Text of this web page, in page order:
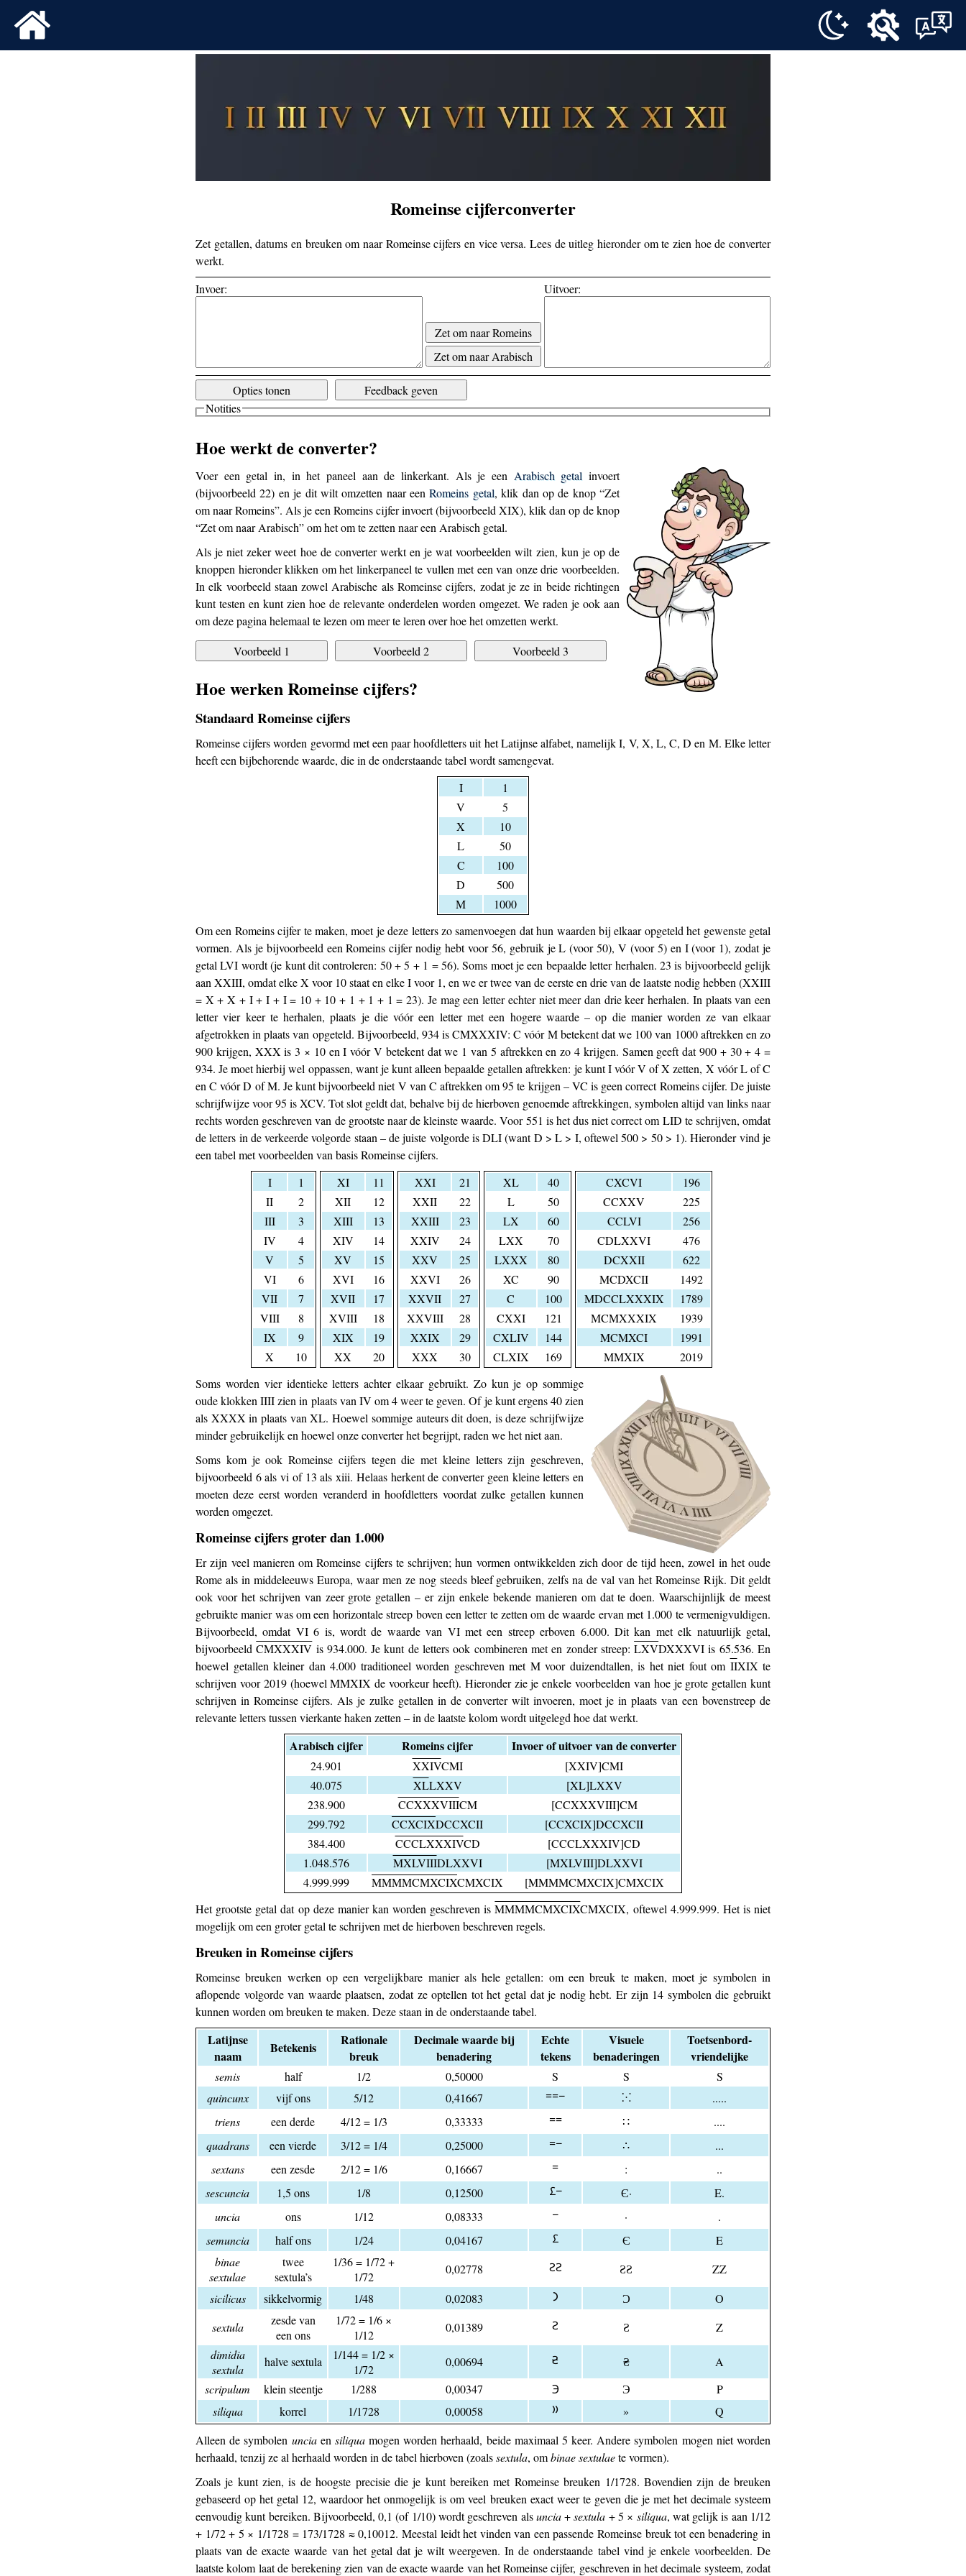
罗马数字转换器（中文）
Romeinse cijfer­converter
Zet getallen, datums en breuken om naar Romeinse cijfers en vice versa. Lees de uitleg hieronder om te zien hoe de converter
werkt.
Invoer:
Zet om naar Romeins
Zet om naar Arabisch
Uitvoer:
Opties tonen
Feedback geven
Notities
Hoe werkt de converter?
Voer een getal in, in het paneel aan de linkerkant. Als je een Arabisch getal invoert
(bijvoorbeeld 22) en je dit wilt omzetten naar eenRomeins getal, klik dan op de knop “Zet
om naar Romeins”. Als je een Romeins cijfer invoert (bijvoorbeeld XIX), klik dan op de knop
“Zet om naar Arabisch” om het om te zetten naar een Arabisch getal.
Als je niet zeker weet hoe de converter werkt en je wat voorbeelden wilt zien, kun je op de
knoppen hieronder klikken om het linkerpaneel te vullen met een van onze drie voorbeelden.
In elk voorbeeld staan zowel Arabische als Romeinse cijfers, zodat je ze in beide richtingen
kunt testen en kunt zien hoe de relevante onderdelen worden omgezet. We raden je ook aan
om deze pagina helemaal te lezen om meer te leren over hoe het omzetten werkt.
Voorbeeld 1
Voorbeeld 2 Voorbeeld 3
Hoe werken Romeinse cijfers?
Standaard Romeinse cijfers
Romeinse cijfers worden gevormd met een paar hoofdletters uit het Latijnse alfabet, namelijk I, V, X, L, C, D en M. Elke letter
heeft een bijbehorende waarde, die in de onderstaande tabel wordt samengevat.
I
1
V
5
X
10
L
50
C
100
D
500
M
1000
Om een Romeins cijfer te maken, moet je deze letters zo samenvoegen dat hun waarden bij elkaar opgeteld het gewenste getal
vormen. Als je bijvoorbeeld een Romeins cijfer nodig hebt voor 56, gebruik je L (voor 50), V (voor 5) en I (voor 1), zodat je
getal LVI wordt (je kunt dit controleren: 50 + 5 + 1 = 56). Soms moet je een bepaalde letter herhalen. 23 is bijvoorbeeld gelijk
aan XXIII, omdat elke X voor 10 staat en elke I voor 1, en we er twee van de eerste en drie van de laatste nodig hebben (XXIII
= X + X + I + I + I = 10 + 10 + 1 + 1 + 1 = 23). Je mag een letter echter niet meer dan drie keer herhalen. In plaats van een
letter vier keer te herhalen, plaats je die vóór een letter met een hogere waarde – op die manier worden ze van elkaar
afgetrokken in plaats van opgeteld. Bijvoorbeeld, 934 is CMXXXIV: C vóór M betekent dat we 100 van 1000 aftrekken en zo
900 krijgen, XXX is 3 × 10 en I vóór V betekent dat we 1 van 5 aftrekken en zo 4 krijgen. Samen geeft dat 900 + 30 + 4 =
934. Je moet hierbij wel oppassen, want je kunt alleen bepaalde getallen aftrekken: je kunt I vóór V of X zetten, X vóór L of C
en C vóór D of M. Je kunt bijvoorbeeld niet V van C aftrekken om 95 te krijgen – VC is geen correct Romeins cijfer. De juiste
schrijfwijze voor 95 is XCV. Tot slot geldt dat, behalve bij de hierboven genoemde aftrekkingen, symbolen altijd van links naar
rechts worden geschreven van de grootste naar de kleinste waarde. Voor 551 is het dus niet correct om LID te schrijven, omdat
de letters in de verkeerde volgorde staan – de juiste volgorde is DLI (want D > L > I, oftewel 500 > 50 > 1). Hieronder vind je
een tabel met voorbeelden van basis Romeinse cijfers.
I
1
II
2
III
3
IV
4
V
5
VI
6
VII
7
VIII
8
IX
9
X
10
XI
11
XII
12
XIII
13
XIV
14
XV
15
XVI
16
XVII
17
XVIII
18
XIX
19
XX
20
XXI
21
XXII
22
XXIII
23
XXIV
24
XXV
25
XXVI
26
XXVII
27
XXVIII
28
XXIX
29
XXX
30
XL
40
L
50
LX
60
LXX
70
LXXX
80
XC
90
C
100
CXXI
121
CXLIV
144
CLXIX
169
CXCVI
196
CCXXV
225
CCLVI
256
CDLXXVI
476
DCXXII
622
MCDXCII
1492
MDCCLXXXIX
1789
MCMXXXIX
1939
MCMXCI
1991
MMXIX
2019
Soms worden vier identieke letters achter elkaar gebruikt. Zo kun je op sommige
oude klokken IIII zien in plaats van IV om 4 weer te geven. Of je kunt ergens 40 zien
als XXXX in plaats van XL. Hoewel sommige auteurs dit doen, is deze schrijfwijze
minder gebruikelijk en hoewel onze converter het begrijpt, raden we het niet aan.
Soms kom je ook Romeinse cijfers tegen die met kleine letters zijn geschreven,
bijvoorbeeld 6 als vi of 13 als xiii. Helaas herkent de converter geen kleine letters en
moeten deze eerst worden veranderd in hoofdletters voordat zulke getallen kunnen
worden omgezet.
Romeinse cijfers groter dan 1.000
Er zijn veel manieren om Romeinse cijfers te schrijven; hun vormen ontwikkelden zich door de tijd heen, zowel in het oude
Rome als in middeleeuws Europa, waar men ze nog steeds bleef gebruiken, zelfs na de val van het Romeinse Rijk. Dit geldt
ook voor het schrijven van zeer grote getallen – er zijn enkele bekende manieren om dat te doen. Waarschijnlijk de meest
gebruikte manier was om een horizontale streep boven een letter te zetten om de waarde ervan met 1.000 te vermenigvuldigen.
Bijvoorbeeld, omdat VI 6 is, wordt de waarde van VI met een streep erboven 6.000. Dit kan met elk natuurlijk getal,
bijvoorbeeldCMXXXIV is 934.000. Je kunt de letters ook combineren met en zonder streep:LXVDXXXVI is 65.536. En
hoewel getallen kleiner dan 4.000 traditioneel worden geschreven met M voor duizendtallen, is het niet fout om IIXIX te
schrijven voor 2019 (hoewel MMXIX de voorkeur heeft). Hieronder zie je enkele voorbeelden van hoe je grote getallen kunt
schrijven in Romeinse cijfers. Als je zulke getallen in de converter wilt invoeren, moet je in plaats van een bovenstreep de
relevante letters tussen vierkante haken zetten – in de laatste kolom wordt uitgelegd hoe dat werkt.
Arabisch cijfer Romeins cijfer Invoer of uitvoer van de converter
24.901 XXIVCMI
[XXIV]CMI
40.075
XLLXXV
[XL]LXXV
238.900
CCXXXVIIICM
[CCXXXVIII]CM
299.792
CCXCIXDCCXCII
[CCXCIX]DCCXCII
384.400
CCCLXXXIVCD
[CCCLXXXIV]CD
1.048.576
MXLVIIIDLXXVI
[MXLVIII]DLXXVI
4.999.999
MMMMCMXCIXCMXCIX
[MMMMCMXCIX]CMXCIX
Het grootste getal dat op deze manier kan worden geschreven isMMMMCMXCIXCMXCIX, oftewel 4.999.999. Het is niet
mogelijk om een groter getal te schrijven met de hierboven beschreven regels.
Breuken in Romeinse cijfers
Romeinse breuken werken op een vergelijkbare manier als hele getallen: om een breuk te maken, moet je symbolen in
aflopende volgorde van waarde plaatsen, zodat ze optellen tot het getal dat je nodig hebt. Er zijn 14 symbolen die gebruikt
kunnen worden om breuken te maken. Deze staan in de onderstaande tabel.
Latijnse
naam
Betekenis
Rationale
breuk
Decimale waarde bij
benadering
Echte
tekens
Visuele
benaderingen
Toetsenbord­
vriendelijke
semis half 1/2 0,50000 S S
S
quincunx
vijf ons 5/12 0,41667 𐆐𐆐𐆑 ⁙
.....
triens
een derde 4/12 = 1/3 0,33333 𐆐𐆐 ∷
....
quadrans
een vierde 3/12 = 1/4 0,25000 𐆐𐆑 ∴
...
sextans
een zesde 2/12 = 1/6 0,16667 𐆐 :
..
sescuncia
1,5 ons 1/8 0,12500 𐆒𐆑 Є·
E.
uncia
ons 1/12 0,08333 𐆑 ·
.
semuncia
half ons 1/24 0,04167 𐆒 Є
E
binae
sextulae
twee
sextula’s
1/36 = 1/72 +
1/72
0,02778 𐆓𐆓 ƧƧ
ZZ
sicilicus
sikkelvormig 1/48 0,02083 𐅀 Ɔ
O
sextula
zesde van
een ons
1/72 = 1/6 ×
1/12
0,01389 𐆓 Ƨ
Z
dimidia
sextula
halve sextula
1/144 = 1/2 ×
1/72
0,00694 𐆔 ₴
A
scripulum
klein steentje 1/288 0,00347 ℈ Э
P
siliqua
korrel 1/1728 0,00058 𐆕 »
Q
Alleen de symbolen unciaen siliquamogen worden herhaald, beide maximaal 5 keer. Andere symbolen mogen niet worden
herhaald, tenzij ze al herhaald worden in de tabel hierboven (zoalssextula, ombinae sextulaete vormen).
Zoals je kunt zien, is de hoogste precisie die je kunt bereiken met Romeinse breuken 1/1728. Bovendien zijn de breuken
gebaseerd op het getal 12, waardoor het onmogelijk is om veel breuken exact weer te geven die je met het decimale systeem
eenvoudig kunt bereiken. Bijvoorbeeld, 0,1 (of 1/10) wordt geschreven alsuncia+sextula + 5 × siliqua, wat gelijk is aan 1/12
+ 1/72 + 5 × 1/1728 = 173/1728 ≈ 0,10012. Meestal leidt het vinden van een passende Romeinse breuk tot een benadering in
plaats van de exacte waarde van het getal dat je wilt weergeven. In de onderstaande tabel vind je enkele voorbeelden. De
laatste kolom laat de berekening zien van de exacte waarde van het Romeinse cijfer, geschreven in het decimale systeem, zodat